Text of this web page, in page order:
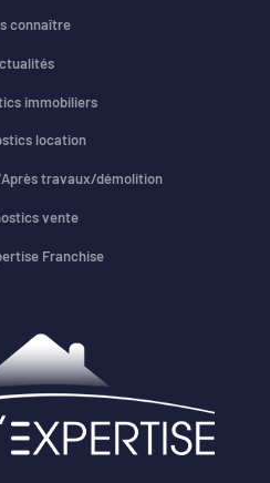
connaître
immobiliers
location
travaux/démolition
vente
Franchise